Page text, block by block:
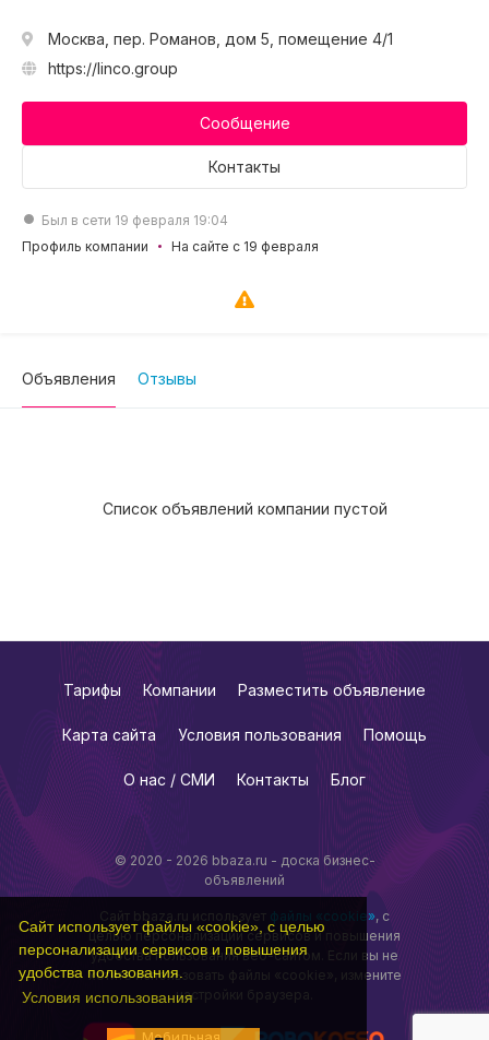
Сайт использует файлы «cookie», с целью
персонализации сервисов и повышения
удобства пользования.
Условия использования
Москва, пер. Романов, дом 5, помещение 4/1
https://linco.group
Сообщение
Контакты
Был в сети 19 февраля 19:04
Профиль компании
На сайте с 19 февраля
Объявления Отзывы
Список объявлений компании пустой
© 2020 - 2026 bbaza.ru - доска бизнес-
объявлений
Сайт bbaza.ru использует файлы «cookie», с
целью персонализации сервисов и повышения
удобства пользования веб-сайтом. Если вы не
хотите использовать файлы «cookie», измените
настройки браузера.
Мобильная
Тарифы Компании Разместить объявление
Карта сайта Условия пользования Помощь
О нас / СМИ Контакты Блог